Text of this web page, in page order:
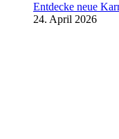
Entdecke neue
24. April 2026